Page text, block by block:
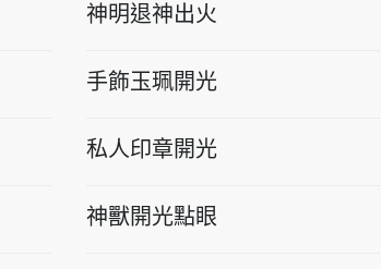
神明退神出火
手飾玉珮開光
私人印章開光
神獸開光點眼